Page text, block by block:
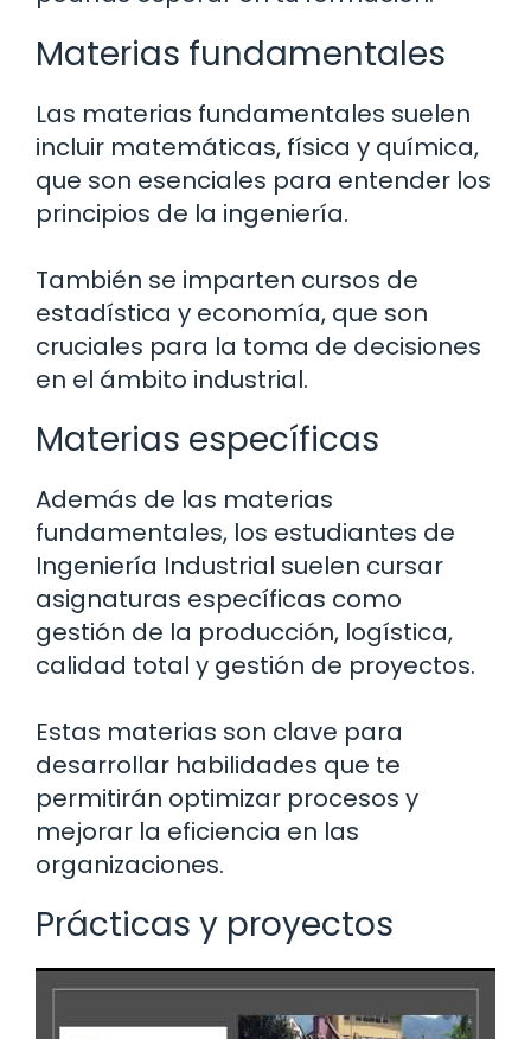
Materias fundamentales
Las materias fundamentales suelen
incluir matemáticas, física y química,
que son esenciales para entender los
principios de la ingeniería.
También se imparten cursos de
estadística y economía, que son
cruciales para la toma de decisiones
en el ámbito industrial.
Materias específicas
Además de las materias
fundamentales, los estudiantes de
Ingeniería Industrial suelen cursar
asignaturas específicas como
gestión de la producción, logística,
calidad total y gestión de proyectos.
Estas materias son clave para
desarrollar habilidades que te
permitirán optimizar procesos y
mejorar la eficiencia en las
organizaciones.
Prácticas y proyectos